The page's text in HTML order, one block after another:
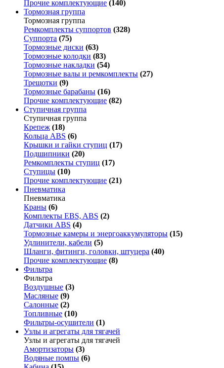
Прочие комплектующие (140)
Тормозная группа
Тормозная группа
Ремкомплекты суппортов (328)
Суппорта (75)
Тормозные диски (63)
Тормозные колодки (83)
Тормозные накладки (54)
Тормозные валы и ремкомплекты (27)
Трещотки (9)
Тормозные барабаны (16)
Прочие комплектующие (82)
Ступичная группа
Ступичная группа
Крепеж (18)
Кольца ABS (6)
Крышки и гайки ступиц (17)
Подшипники (20)
Ремкомплекты ступиц (17)
Ступицы (10)
Прочие комплектующие (21)
Пневматика
Пневматика
Краны (6)
Комплекты EBS, ABS (2)
Датчики ABS (4)
Тормозные камеры и энергоаккумуляторы (15)
Удлинители, кабели (5)
Шланги, фитинги, головки, штуцера (40)
Прочие комплектующие (8)
Фильтра
Фильтра
Воздушные (3)
Масляные (9)
Салонные (2)
Топливные (10)
Фильтры-осушители (1)
Узлы и агрегаты для тягачей
Узлы и агрегаты для тягачей
Амортизаторы (3)
Водяные помпы (6)